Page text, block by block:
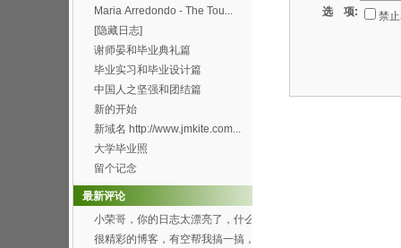
选 项: 禁
Maria Arredondo - The Tou...
[隐藏日志]
谢师晏和毕业典礼篇
毕业实习和毕业设计篇
中国人之坚强和团结篇
新的开始
新域名 http://www.jmkite.com...
大学毕业照
留个记念
最新评论
小荣哥，你的日志太漂亮了，什么
时候有空帮我也搞一个...
很精彩的博客，有空帮我搞一搞，